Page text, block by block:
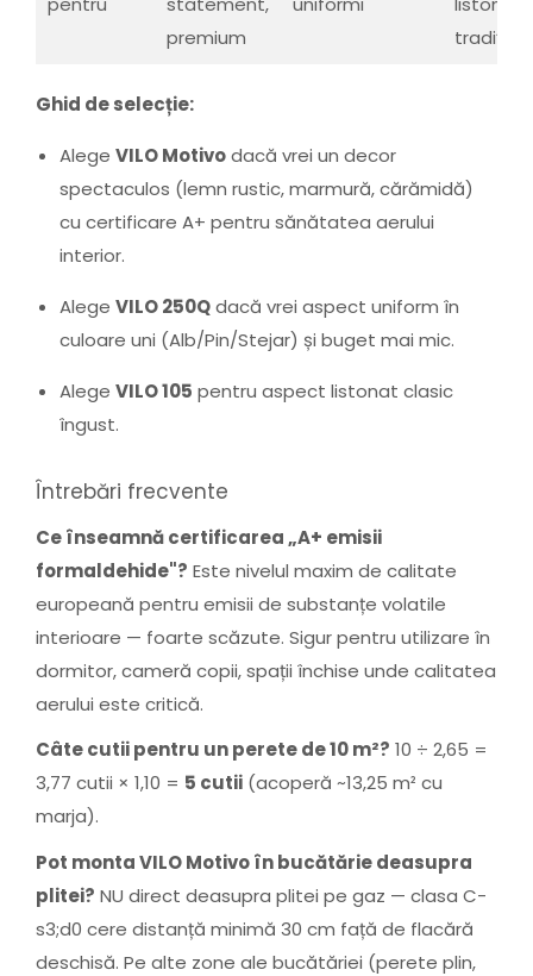
premium
Ghid de selecție:
Alege VILO Motivodacă vrei un decor
spectaculos (lemn rustic, marmură, cărămidă)
cu certificare A+ pentru sănătatea aerului
interior.
Alege VILO 250Qdacă vrei aspect uniform în
culoare uni (Alb/Pin/Stejar) și buget mai mic.
Alege VILO 105 pentru aspect listonat clasic
îngust.
Întrebări frecvente
Ce înseamnă certificarea „A+ emisii
formaldehide"? Este nivelul maxim de calitate
europeană pentru emisii de substanțe volatile
interioare — foarte scăzute. Sigur pentru utilizare în
dormitor, cameră copii, spații închise unde calitatea
aerului este critică.
Câte cutii pentru un perete de 10 m²? 10 ÷ 2,65 =
3,77 cutii × 1,10 = 5 cutii (acoperă ~13,25 m² cu
marja).
Pot monta VILO Motivo în bucătărie deasupra
plitei? NU direct deasupra plitei pe gaz — clasa C-
s3;d0 cere distanță minimă 30 cm față de flacără
deschisă. Pe alte zone ale bucătăriei (perete plin,